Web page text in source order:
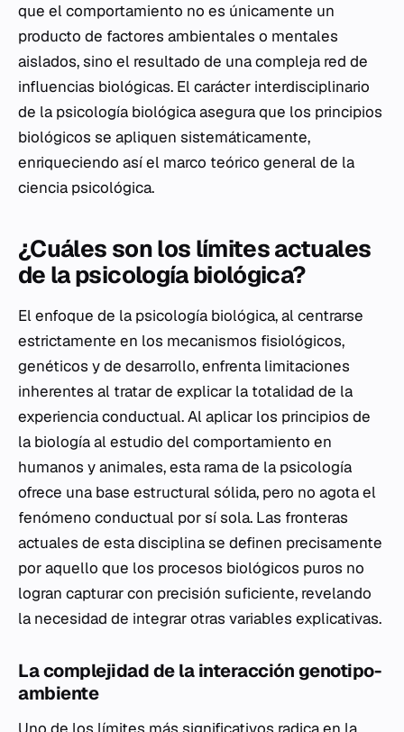
que el comportamiento no es únicamente un
producto de factores ambientales o mentales
aislados, sino el resultado de una compleja red de
influencias biológicas. El carácter interdisciplinario
de la psicología biológica asegura que los principios
biológicos se apliquen sistemáticamente,
enriqueciendo así el marco teórico general de la
ciencia psicológica.
¿Cuáles son los límites actuales
de la psicología biológica?
El enfoque de la psicología biológica, al centrarse
estrictamente en los mecanismos fisiológicos,
genéticos y de desarrollo, enfrenta limitaciones
inherentes al tratar de explicar la totalidad de la
experiencia conductual. Al aplicar los principios de
la biología al estudio del comportamiento en
humanos y animales, esta rama de la psicología
ofrece una base estructural sólida, pero no agota el
fenómeno conductual por sí sola. Las fronteras
actuales de esta disciplina se definen precisamente
por aquello que los procesos biológicos puros no
logran capturar con precisión suficiente, revelando
la necesidad de integrar otras variables explicativas.
La complejidad de la interacción genotipo-
ambiente